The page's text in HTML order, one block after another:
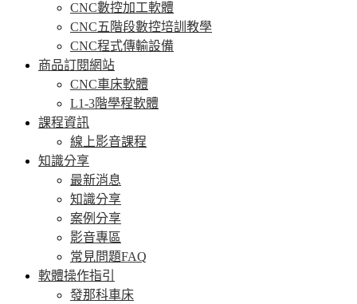
CNC數控加工軟體
CNC五階段數控培訓教學
CNC程式傳輸設備
商品訂閱網站
CNC車床軟體
L1-3階學程軟體
課程資訊
線上影音課程
知識分享
最新消息
知識分享
案例分享
影音專區
常見問題FAQ
軟體操作指引
發那科車床